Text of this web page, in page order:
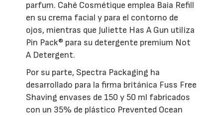
parfum. Cahé Cosmétique emplea Baia Refill
en su crema facial y para el contorno de
ojos, mientras que Juliette Has A Gun utiliza
Pin Pack® para su detergente premium Not
A Detergent.
Por su parte, Spectra Packaging ha
desarrollado para la firma británica Fuss Free
Shaving envases de 150 y 50 ml fabricados
con un 35% de plástico Prevented Ocean